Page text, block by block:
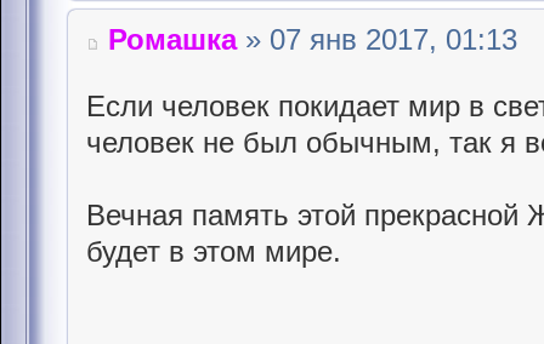
Ромашка» 07 янв 2017, 01:13
Если человек покидает мир в
человек не был обычным, так я
Вечная память этой
будет в этом мире.